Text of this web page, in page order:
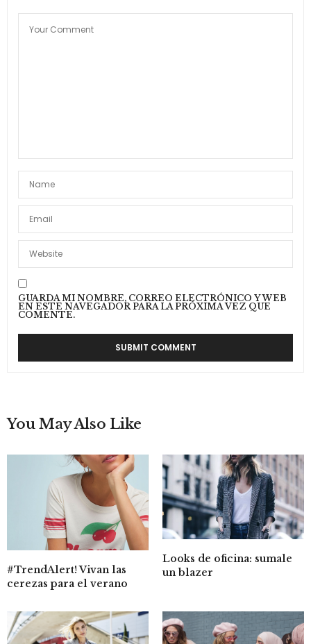
GUARDA MI NOMBRE, CORREO ELECTRÓNICO Y WEB
EN ESTE NAVEGADOR PARA LA PRÓXIMA VEZ QUE
COMENTE.
You May Also Like
#TrendAlert! Vivan las
cerezas para el verano
Looks de oficina: sumale
un blazer